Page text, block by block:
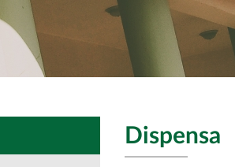
Dispensa